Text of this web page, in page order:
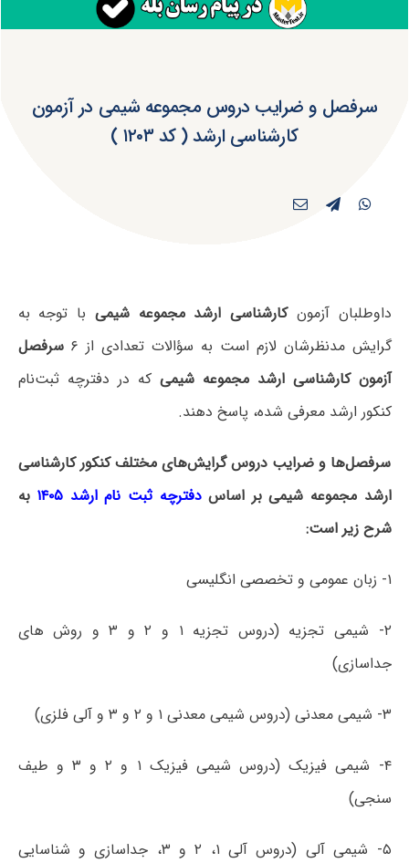
سرفصل و ضرایب دروس مجموعه شیمی در آزمون
کارشناسی ارشد ( کد ۱۲۰۳ )
داوطلبان آزمونکارشناسی ارشد مجموعه شیمی با توجه به
گرایش مدنظرشان لازم است به سؤالات تعدادی از ۶
سرفصل
آزمون کارشناسی ارشد مجموعه شیمی که در دفترچه‌ ثبت‌نام
کنکور ارشد معرفی شده، پاسخ دهند.
سرفصل‌ها و ضرایب دروس گرایش‌های مختلف کنکور کارشناسی
ارشد مجموعه شیمی بر اساسدفترچه ثبت نام ارشد ۱۴۰۵
به
شرح زیر است:
۱- زبان عمومی و تخصصی انگلیسی
۲- شیمی تجزیه (دروس تجزیه ۱ و ۲ و ۳ و روش های
جداسازی)
۳- شیمی معدنی (دروس شیمی معدنی ۱ و ۲ و ۳ و آلی فلزی)
۴- شیمی فیزیک (دروس شیمی فیزیک ۱ و ۲ و ۳ و طیف
سنجی)
۵- شیمی آلی (دروس آلی ۱، ۲ و ۳، جداسازی و شناسایی